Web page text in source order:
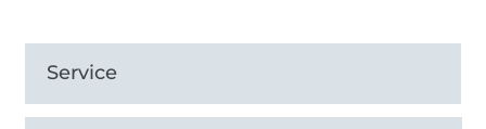
Service